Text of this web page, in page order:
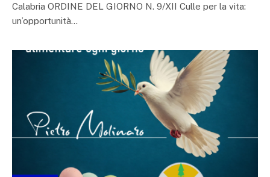
Calabria ORDINE DEL GIORNO N. 9/XII Culle per la vita:
un’opportunità…